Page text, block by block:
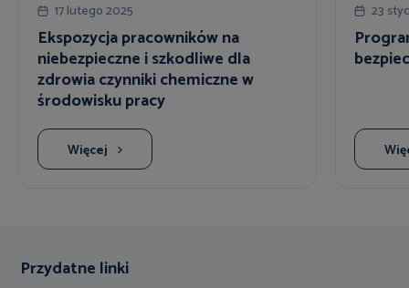
17 lutego 2025
Ekspozycja pracowników na
niebezpieczne i szkodliwe dla
zdrowia czynniki chemiczne w
środowisku pracy
Więcej
23
Przydatne linki